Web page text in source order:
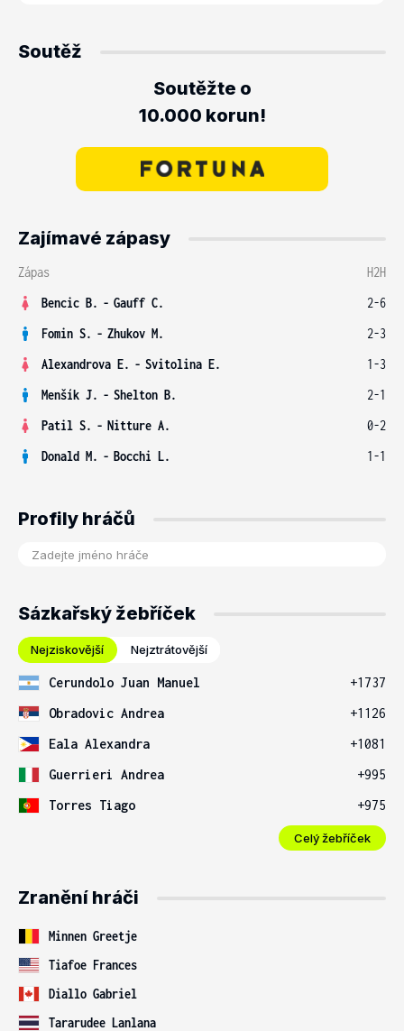
Soutěž
Soutěžte o
10.000 korun!
Zajímavé zápasy
Zápas
H2H
Bencic B. - Gauff C.
2-6
Fomin S. - Zhukov M.
2-3
Alexandrova E. - Svitolina E.
1-3
Menšík J. - Shelton B.
2-1
Patil S. - Nitture A.
0-2
Donald M. - Bocchi L. 1-1
Profily hráčů
Sázkařský žebříček
Nejziskovější Nejztrátovější
Cerundolo Juan Manuel
+1737
Obradovic Andrea
+1126
Eala Alexandra
+1081
Guerrieri Andrea
+995
Torres Tiago
+975
Celý žebříček
Zranění hráči
Minnen Greetje
Tiafoe Frances
Diallo Gabriel
Tararudee Lanlana